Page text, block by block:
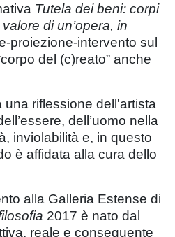
Tutela dei beni: corpi
di un’opera, in
proiezione-intervento sul
del (c)reato” anche
riflessione dell'artista
dell’uomo nella
inviolabilità e, in questo
è affidata alla cura dello
alla Galleria Estense di
2017 è nato dal
reale e conseguente